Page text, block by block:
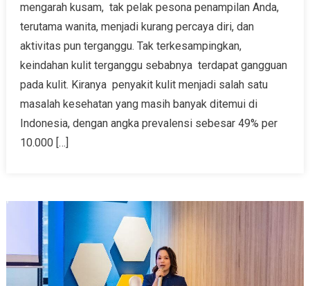
mengarah kusam, tak pelak pesona penampilan Anda,
terutama wanita, menjadi kurang percaya diri, dan
aktivitas pun terganggu. Tak terkesampingkan,
keindahan kulit terganggu sebabnya terdapat gangguan
pada kulit. Kiranya penyakit kulit menjadi salah satu
masalah kesehatan yang masih banyak ditemui di
Indonesia, dengan angka prevalensi sebesar 49% per
10.000 […]